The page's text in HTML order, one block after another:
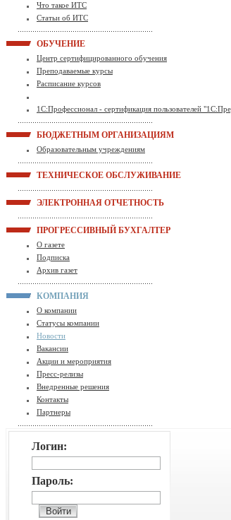
Что такое ИТС
Статьи об ИТС
ОБУЧЕНИЕ
Центр сертифицированного обучения
Преподаваемые курсы
Расписание курсов
1С:Профессионал - сертификация пользователей
БЮДЖЕТНЫМ ОРГАНИЗАЦИЯМ
Образовательным учреждениям
ТЕХНИЧЕСКОЕ ОБСЛУЖИВАНИЕ
ЭЛЕКТРОННАЯ ОТЧЕТНОСТЬ
ПРОГРЕССИВНЫЙ БУХГАЛТЕР
О газете
Подписка
Архив газет
КОМПАНИЯ
О компании
Статусы компании
Новости
Вакансии
Акции и мероприятия
Пресс-релизы
Внедренные решения
Контакты
Партнеры
Логин:
Пароль: